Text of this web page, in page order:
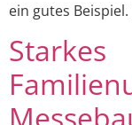
ein gutes
Starkes